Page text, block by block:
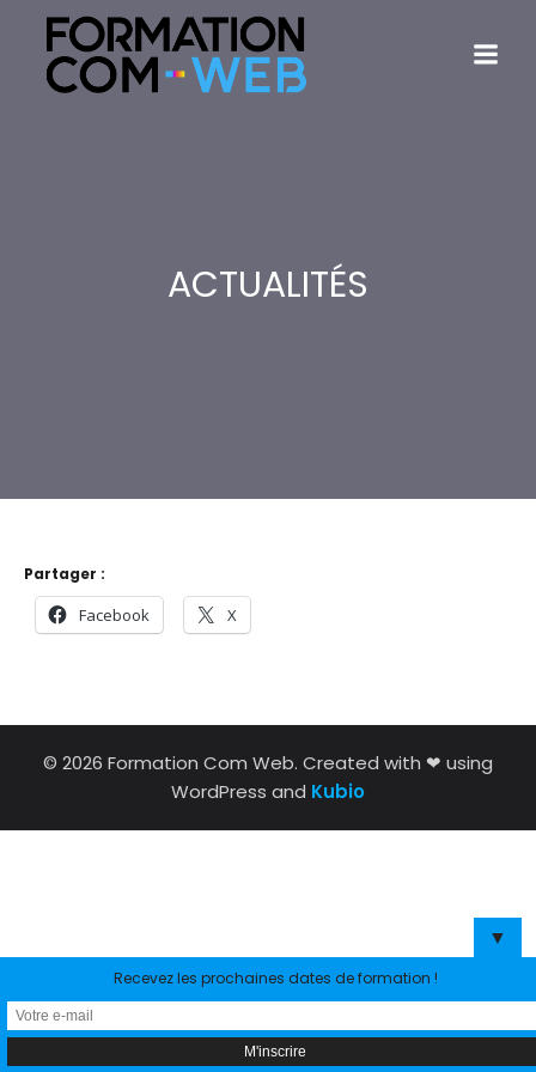
ACTUALITÉS
Partager :
Facebook X
© 2026 Formation Com Web. Created with ❤ using
WordPress and Kubio
▼
Recevez les prochaines dates de formation !